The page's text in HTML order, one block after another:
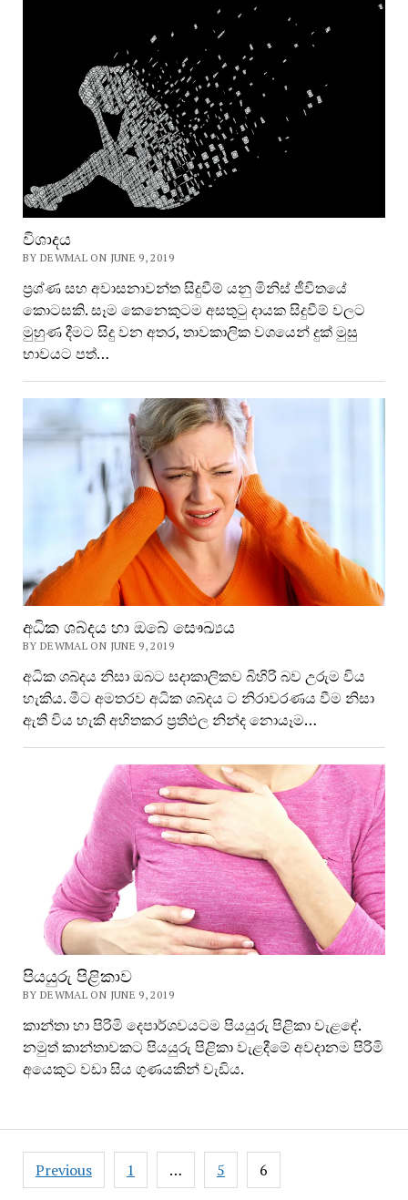
විශාදය
BY DEWMAL ON JUNE 9, 2019
ප්‍රශ්‍ණ සහ අවාසනාවන්ත සිදුවීම් යනු මිනිස් ජීවිතයේ
කොටසකි. සෑම කෙනෙකුටම අසතුටු දායක සිදුවීම් වලට
මුහුණ දීමට සිදු වන අතර, තාවකාලික වශයෙන් දුක් මුසු
භාවයට පත්…
අධික ශබ්දය හා ඔබේ සෞඛ්‍යය
BY DEWMAL ON JUNE 9, 2019
අධික ශබ්දය නිසා ඔබට සදාකාලිකව බිහිරි බව උරුම විය
හැකිය. මීට අමතරව අධික ශබ්දය ට නිරාවරණය වීම නිසා
ඇති විය හැකි අහිතකර ප්‍රතිඵල නින්ද නොයෑම…
පියයුරු පිළිකාව
BY DEWMAL ON JUNE 9, 2019
කාන්තා හා පිරිමි දෙපාර්ශවයටම පියයුරු පිළිකා වැළඳේ.
නමුත් කාන්තාවකට පියයුරු පිළිකා වැළදීමේ අවදානම පිරිමි
අයෙකුට වඩා සිය ගුණයකින් වැඩිය.
Posts
pagination
Previous 1 … 5 6